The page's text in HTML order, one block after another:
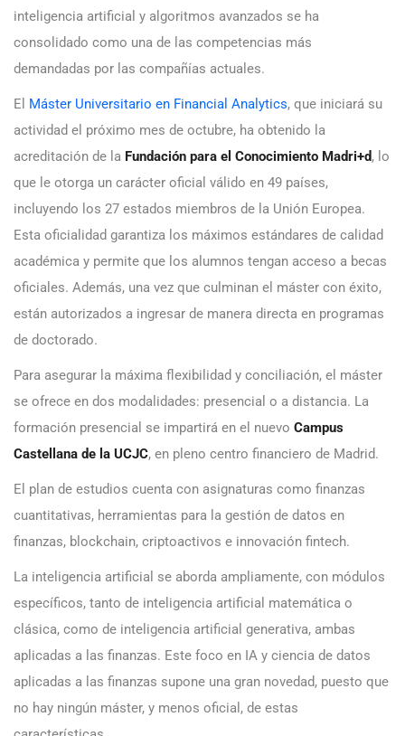
inteligencia artificial y algoritmos avanzados se ha
consolidado como una de las competencias más
demandadas por las compañías actuales.
El Máster Universitario en Financial Analytics, que iniciará su
actividad el próximo mes de octubre, ha obtenido la
acreditación de la Fundación para el Conocimiento Madri+d, lo
que le otorga un carácter oficial válido en 49 países,
incluyendo los 27 estados miembros de la Unión Europea.
Esta oficialidad garantiza los máximos estándares de calidad
académica y permite que los alumnos tengan acceso a becas
oficiales. Además, una vez que culminan el máster con éxito,
están autorizados a ingresar de manera directa en programas
de doctorado.
Para asegurar la máxima flexibilidad y conciliación, el máster
se ofrece en dos modalidades: presencial o a distancia. La
formación presencial se impartirá en el nuevo Campus
Castellana de la UCJC, en pleno centro financiero de Madrid.
El plan de estudios cuenta con asignaturas como finanzas
cuantitativas, herramientas para la gestión de datos en
finanzas, blockchain, criptoactivos e innovación fintech.
La inteligencia artificial se aborda ampliamente, con módulos
específicos, tanto de inteligencia artificial matemática o
clásica, como de inteligencia artificial generativa, ambas
aplicadas a las finanzas. Este foco en IA y ciencia de datos
aplicadas a las finanzas supone una gran novedad, puesto que
no hay ningún máster, y menos oficial, de estas